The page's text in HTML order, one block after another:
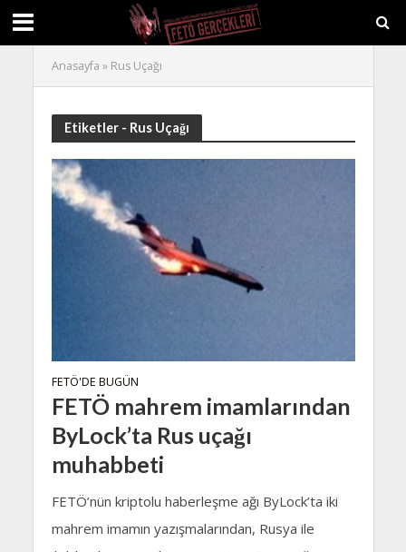
Anasayfa » Rus Uçağı
Etiketler - Rus Uçağı
FETÖ'DE BUGÜN
FETÖ mahrem imamlarından
ByLock’ta Rus uçağı
muhabbeti
FETÖ’nün kriptolu haberleşme ağı ByLock’ta iki
mahrem imamın yazışmalarından, Rusya ile